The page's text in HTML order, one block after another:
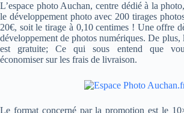
L’espace photo Auchan, centre dédié à la
le développement photo avec 200 tirages
20€, soit le tirage à 0,10 centimes ! Une offre
développement de photos numériques. De plus,
est gratuite; Ce qui sous entend que
économiser sur les frais de livraison.
Le format concerné par la promotion est le